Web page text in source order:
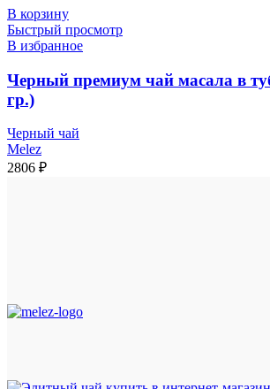
В корзину
Быстрый просмотр
В избранное
Черный премиум чай масала в
гр.)
Черный чай
Melez
2806 ₽